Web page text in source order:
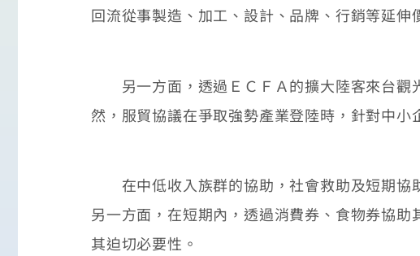
回流從事製造、加工、設計、品牌、行銷等延伸
另一方面，透過ＥＣＦＡ的擴大陸客來台觀
然，服貿協議在爭取強勢產業登陸時，針對中小
在中低收入族群的協助，社會救助及短期協
另一方面，在短期內，透過消費券、食物券協
其迫切必要性。